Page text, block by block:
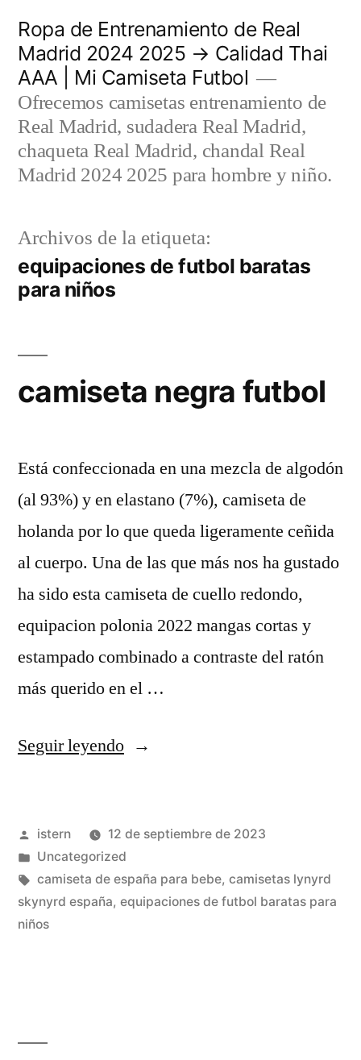
contenido
Ropa de Entrenamiento de Real
Madrid 2024 2025 → Calidad Thai
AAA | Mi Camiseta Futbol
Ofrecemos camisetas entrenamiento de
Real Madrid, sudadera Real Madrid,
chaqueta Real Madrid, chandal Real
Madrid 2024 2025 para hombre y niño.
Archivos de la etiqueta:
equipaciones de futbol baratas
para niños
camiseta negra futbol
Está confeccionada en una mezcla de algodón
(al 93%) y en elastano (7%), camiseta de
holanda por lo que queda ligeramente ceñida
al cuerpo. Una de las que más nos ha gustado
ha sido esta camiseta de cuello redondo,
equipacion polonia 2022 mangas cortas y
estampado combinado a contraste del ratón
más querido en el …
Seguir leyendo«camiseta
Publicado
por
istern
12 de septiembre de 2023
Publicado
en
Uncategorized
Etiquetas:
camiseta de españa para bebe, camisetas lynyrd
skynyrd españa, equipaciones de futbol baratas para
niños